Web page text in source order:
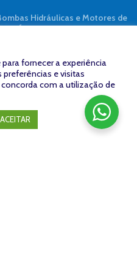
Hidráulicas e Motores de
reduz desempenho de
Sem comentários
fornecer a experiência
e visitas
concorda com a utilização de
ACEITAR